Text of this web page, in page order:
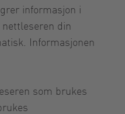
informasjon i
din
Informasjonen
som brukes